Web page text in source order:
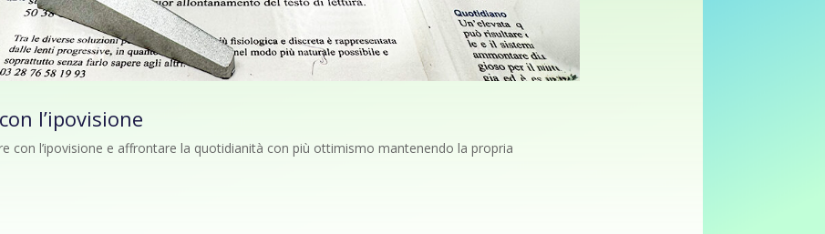
l’ipovisione
con l’ipovisione e affrontare la quotidianità con più ottimismo mantenendo la propria